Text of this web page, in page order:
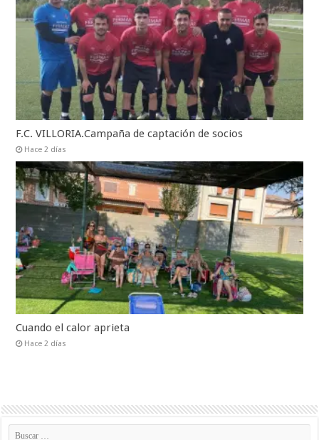
F.C. VILLORIA.Campaña de captación de socios
Hace 2 días
Cuando el calor aprieta
Hace 2 días